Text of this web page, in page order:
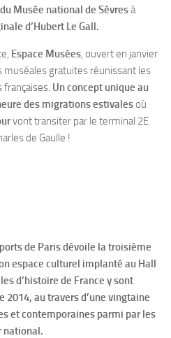
du Musée national de Sèvresà
d’Hubert Le Gall.
Espace Musées, ouvert en janvier
muséales gratuites réunissant les
Un concept unique au
des migrations estivalesoù
vont transiter par le terminal 2E
de Gaulle !
de Paris dévoile la troisième
espace culturel implanté au Hall
d’histoire de France y sont
2014, au travers d’une vingtaine
et contemporaines parmi par les
national.